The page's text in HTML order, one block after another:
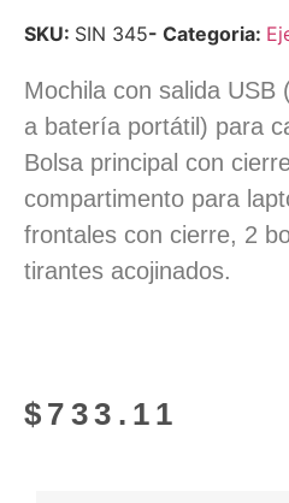
SKU: SIN 345- Categoria:
Mochila con salida USB
a batería portátil) para
Bolsa principal con
compartimento para
frontales con cierre, 2
tirantes acojinados.
$ 733.11